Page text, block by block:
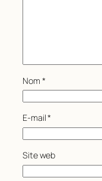
Nom *
E-mail*
Site web